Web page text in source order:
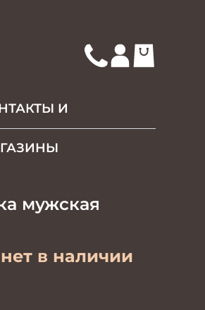
И
мужская
в наличии